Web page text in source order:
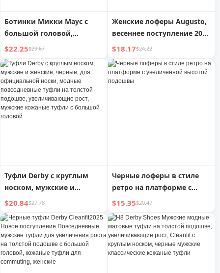
Ботинки Микки Маус с
большой головой,
кожаные ботинки на
шнуровке средней
высоты, женские, с
толстой подошвой,
увеличенной высотой,
черные ботинки Парка для
мотоциклистов
$22.25$29.67
Женские лоферы Augusto,
весеннее поступление 2020
года, на толстой подошве,
увеличивающие рост,
слипоны в британском
стиле, черные кожаные
$18.17$24.22
Туфли Derby с круглым
носком, мужские и
женские, черные, для
официальной носки,
модные повседневные
туфли на толстой
подошве, увеличивающие
рост, мужские кожаные
$20.84$27.78
Черные лоферы в стиле
ретро на платформе с
увеличенной высотой
подошвы
$15.35$20.47